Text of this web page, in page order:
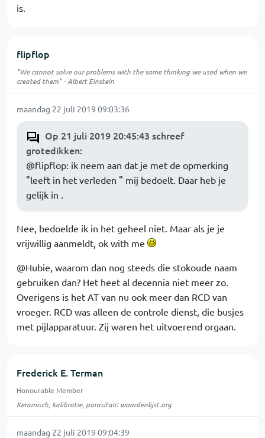
is.
flipflop
"We cannot solve our problems with the same thinking we used when we
created them" - Albert Einstein
maandag 22 juli 2019 09:03:36
Op 21 juli 2019 20:45:43 schreef
grotedikken:
@flipflop: ik neem aan dat je met de opmerking
"leeft in het verleden " mij bedoelt. Daar heb je
gelijk in .
Nee, bedoelde ik in het geheel niet. Maar als je je
vrijwillig aanmeldt, ok with me
@Hubie, waarom dan nog steeds die stokoude naam
gebruiken dan? Het heet al decennia niet meer zo.
Overigens is het AT van nu ook meer dan RCD van
vroeger. RCD was alleen de controle dienst, die busjes
met pijlapparatuur. Zij waren het uitvoerend orgaan.
Frederick E. Terman
Honourable Member
Keramisch, kalibratie, parasitair: woordenlijst.org
maandag 22 juli 2019 09:04:39